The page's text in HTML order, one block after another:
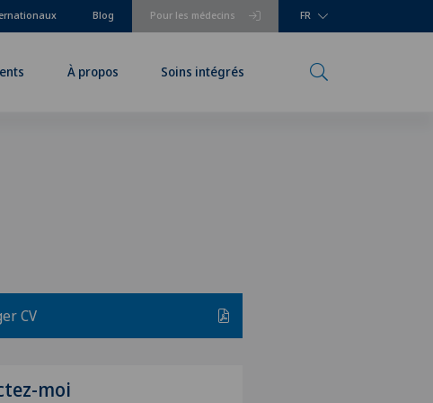
Pour les médecins
Blog FR
À propos Soins intégrés
CV
moi